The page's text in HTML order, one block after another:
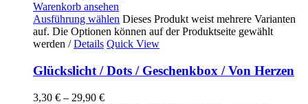
Warenkorb ansehen
Ausführung wählen Dieses Produkt weist mehrere Varianten
auf. Die Optionen können auf der Produktseite gewählt
werden / Details Quick View
Glückslicht / Dots / Geschenkbox / Von Herzen
3,30 € – 29,90 €